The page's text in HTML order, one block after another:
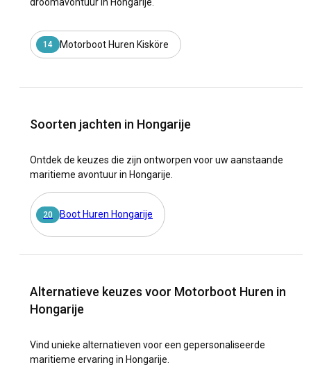
droomavontuur in Hongarije.
14 Motorboot Huren Kisköre
Soorten jachten in Hongarije
Ontdek de keuzes die zijn ontworpen voor uw aanstaande
maritieme avontuur in Hongarije.
20 Boot Huren Hongarije
Alternatieve keuzes voor Motorboot Huren in
Hongarije
Vind unieke alternatieven voor een gepersonaliseerde
maritieme ervaring in Hongarije.